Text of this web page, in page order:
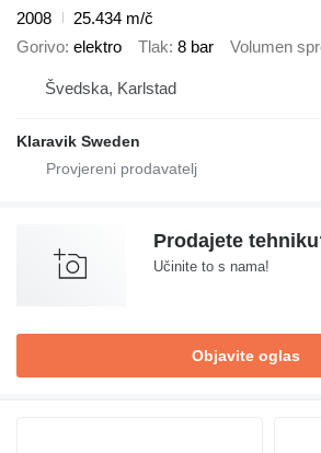
2008
25.434 m/č
Gorivo elektro Tlak 8 bar Volumen
Švedska, Karlstad
Klaravik Sweden
Prodajete
Učinite to s nama!
Objavite oglas